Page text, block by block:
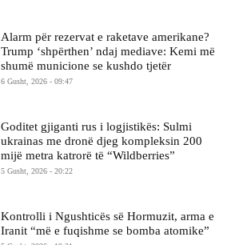
Alarm për rezervat e raketave amerikane?
Trump ‘shpërthen’ ndaj mediave: Kemi më
shumë municione se kushdo tjetër
6 Gusht, 2026 - 09:47
Goditet gjiganti rus i logjistikës: Sulmi
ukrainas me dronë djeg kompleksin 200
mijë metra katrorë të “Wildberries”
5 Gusht, 2026 - 20:22
Kontrolli i Ngushticës së Hormuzit, arma e
Iranit “më e fuqishme se bomba atomike”